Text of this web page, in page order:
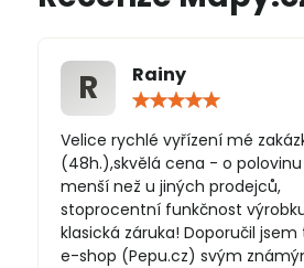
R
Rainy
/
5
Velice rychlé vyřízení mé
(48h.),skvělá cena - o polovinu
menší než u jiných prodejců,
stoprocentní funkčnost
klasická záruka! Doporučil
e-shop (Pepu.cz) svým